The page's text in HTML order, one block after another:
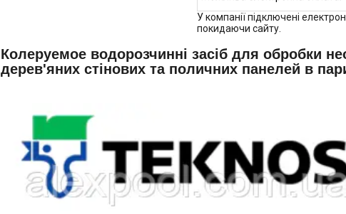
У компанії підключені
покидаючи сайту.
Колеруемое водорозчинні засіб для обробки
дерев'яних стінових та поличних панелей в